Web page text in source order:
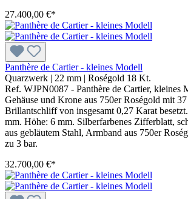
27.400,00 €*
Panthère de Cartier - kleines Modell
Quarzwerk | 22 mm | Roségold 18 Kt.
Ref. WJPN0087 - Panthère de Cartier, kleines
Gehäuse und Krone aus 750er Roségold mit
Brillantschliff von insgesamt 0,27 Karat
mm. Höhe: 6 mm. Silberfarbenes Zifferblatt,
aus gebläutem Stahl, Armband aus 750er
zu 3 bar.
32.700,00 €*